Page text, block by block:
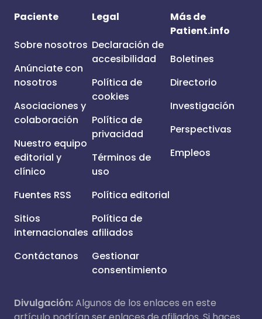
Paciente
Sobre nosotros
Anúnciate con
nosotros
Asociaciones y
colaboración
Nuestro equipo
editorial y
clínico
Fuentes RSS
Sitios
internacionales
Contáctanos
Legal
Declaración de
accesibilidad
Política de
cookies
Política de
privacidad
Términos de
uso
Política editorial
Política de
afiliados
Gestionar
consentimiento
Más de
Patient.info
Boletines
Directorio
Investigación
Perspectivas
Empleos
Divulgación:Algunos de los enlaces en este